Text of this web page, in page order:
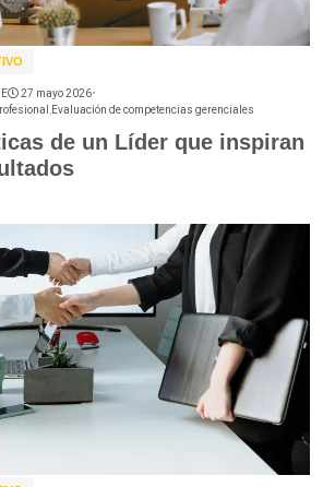
de un Líder que inspiran
27 mayo 2026•
,Evaluación de competencias gerenciales